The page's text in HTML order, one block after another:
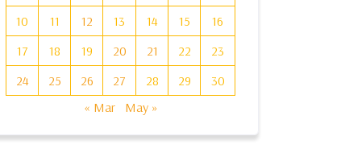
10
11 12 13 14 15
16
17
18 19 20 21 22
23
24
25 26 27 28 29
30
« Mar
May »